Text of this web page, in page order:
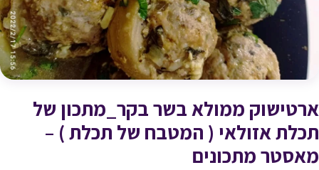
ארטישוק ממולא בשר בקר_מתכון של
תכלת אזולאי ( המטבח של תכלת ) –
מאסטר מתכונים